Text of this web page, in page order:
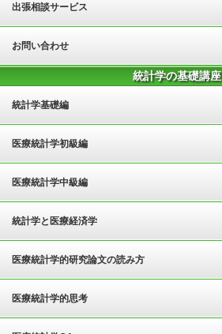
出張相談サービス
お問い合わせ
統計学の基礎講座
統計学基礎編
医療統計学初級編
医療統計学中級編
統計学と医療経済学
医療統計学的研究論文の読み方
医療統計学的思考